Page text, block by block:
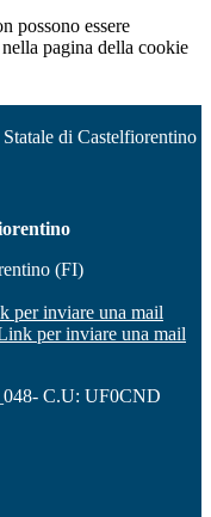
possono essere
pagina della cookie
di Castelfiorentino
(FI)
per inviare una mail
per inviare una mail
C.U: UF0CND